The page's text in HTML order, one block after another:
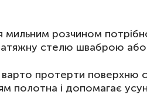
мильним розчином
стелю шваброю або
протерти поверхню
полотна і допомагає